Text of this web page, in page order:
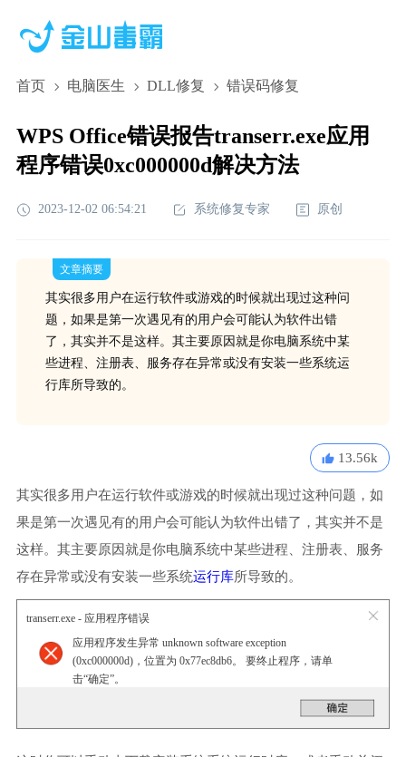
首页 电脑医生 DLL修复 错误码修复
WPS Office错误报告transerr.exe应用
程序错误0xc000000d解决方法
2023-12-02 06:54:21 系统修复专家 原创
文章摘要
其实很多用户在运行软件或游戏的时候就出现过这种问
题，如果是第一次遇见有的用户会可能认为软件出错
了，其实并不是这样。其主要原因就是你电脑系统中某
些进程、注册表、服务存在异常或没有安装一些系统运
行库所导致的。
13.56k
其实很多用户在运行软件或游戏的时候就出现过这种问题，如
果是第一次遇见有的用户会可能认为软件出错了，其实并不是
这样。其主要原因就是你电脑系统中某些进程、注册表、服务
存在异常或没有安装一些系统运行库所导致的。
transerr.exe - 应用程序错误
应用程序发生异常 unknown software exception
(0xc000000d)，位置为 0x77ec8db6。 要终止程序，请单
击“确定”。